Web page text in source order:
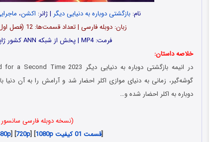
نام: بازگشتی دوباره به دنیایی دیگر | ژانر: اکشن،
زبان: دوبله فارسی | تعداد قسمت‌‌ها: 12 (فصل اول) | زیرنویس فارسی: ندارد
فرمت: MP4 | پخش از شبکه ANN کشور ژاپن | امتیاز: 5.4 از 10
خلاصه داستان:
گوشه‌گیر، زمانی به دنیای موازی اکلر احضار شد و آرامش را به آن
دوباره به اکلر احضار شده و…
(نسخه دوبله فارسی
[قسمت 01 کیفیت 1080p ] [
720p
] [